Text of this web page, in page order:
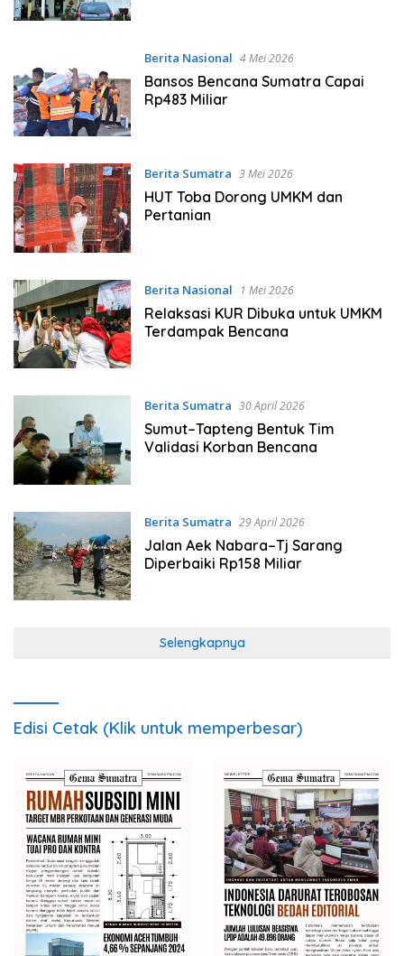
Berita Nasional 4 Mei 2026
Bansos Bencana Sumatra Capai
Rp483 Miliar
Berita Sumatra 3 Mei 2026
HUT Toba Dorong UMKM dan
Pertanian
Berita Nasional 1 Mei 2026
Relaksasi KUR Dibuka untuk UMKM
Terdampak Bencana
Berita Sumatra 30 April 2026
Sumut–Tapteng Bentuk Tim
Validasi Korban Bencana
Berita Sumatra 29 April 2026
Jalan Aek Nabara–Tj Sarang
Diperbaiki Rp158 Miliar
Selengkapnya
Edisi Cetak (Klik untuk memperbesar)